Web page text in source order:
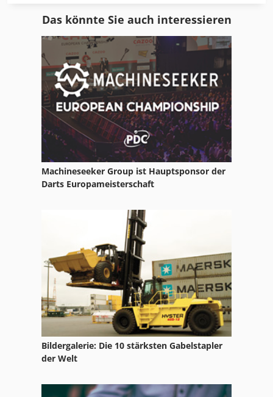
Kartonagenpresse, Folienpresse, Papierballenpresse,
Abfall-Ballenpresse, Abfallpresse, Presse Wertstoff,
Müllverdichter, Müllpresse, Restmüllpresse
Furnierpresse Druck
Hydraulikpresse Elektrisch
Ka 77
Manuelle Presse
Maschinepresse Um Lagerschalen Zu Pressen
Mobile Autopresse
Papier Und Stoffpresse
Presse
Presse Hydraulisch
Reinluftentstauber Und Brikettierpresse
St Drucksysteme
Das könnte Sie auch interessieren
Machineseeker Group ist Hauptsponsor der
Darts Europameisterschaft
Bildergalerie: Die 10 stärksten Gabelstapler
der Welt